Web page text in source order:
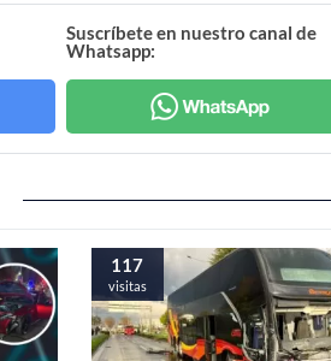
Suscríbete en nuestro canal de
Whatsapp:
117
visitas